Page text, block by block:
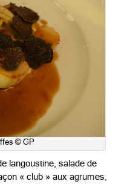
© GP
langoustine, salade de
« club » aux agrumes,